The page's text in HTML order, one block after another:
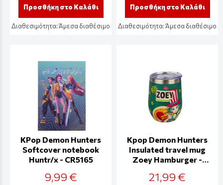
Προσθήκη στο Καλάθι
Διαθεσιμότητα:Άμεσα διαθέσιμο
Προσθήκη στο Καλάθι
Διαθεσιμότητα:Άμεσα διαθέσιμο
KPop Demon Hunters
Softcover notebook
Huntr/x - CR5165
9,99 €
Kpop Demon Hunters
Insulated travel mug
Zoey Hamburger -
21,99 €